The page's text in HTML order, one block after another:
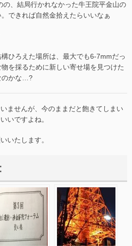
の、結局行かれなかった牛王院平金山の
できれば自然金拾えたらいいなぁ
ひろえた場所は、最大でも6-7mmだっ
を採るために新しい寄せ場を見つけた
のかな…?
ませんが、今のままだと飽きてしまい
いですよね。
いたします。